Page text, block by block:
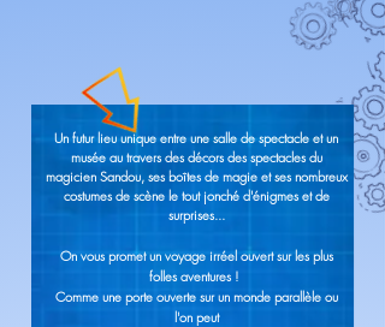
Un futur lieu unique entre une salle de spectacle et un
musée au travers des décors des spectacles du
magicien Sandou, ses boîtes de magie et ses nombreux
costumes de scène le tout jonché d'énigmes et de
surprises...
On vous promet un voyage irréel ouvert sur les plus
folles aventures !
Comme une porte ouverte sur un monde parallèle ou
l'on peut